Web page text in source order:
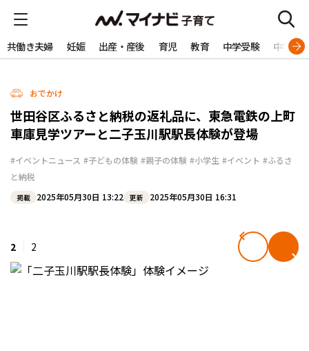
共働き夫婦 妊娠 出産・産後 育児 教育 中学受験 中学生
おでかけ
世田谷区ふるさと納税の返礼品に、東急電鉄の上町
車庫見学ツアーと二子玉川駅駅長体験が登場
#イベントニュース #子どもの体験 #親子の体験 #小学生 #イベント #ふるさ
と納税
掲載 2025年05月30日 13:22 更新 2025年05月30日 16:31
2 2